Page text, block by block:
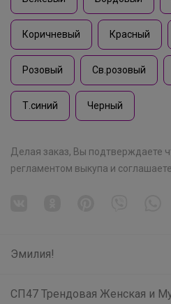
Коричневый Красный
Розовый Св.розовый
Т.синий Черный
Делая заказ, Вы подтверждаете
регламентом выкупа и
Эмилия!
Эмилия!
Azzarti - школьная
надо подростку